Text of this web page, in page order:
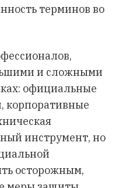
терминов во
и сложными
официальные
корпоративные
инструмент, но
осторожным,